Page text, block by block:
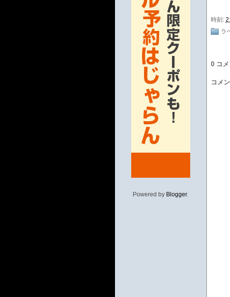
Powered by Blogger.
時刻:
ラ
0 コ
コメ